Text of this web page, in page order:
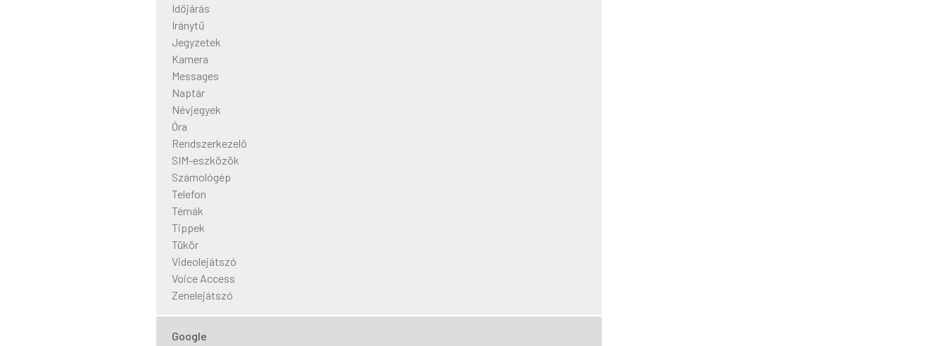
Időjárás
Iránytű
Jegyzetek
Kamera
Messages
Naptár
Névjegyek
Óra
Rendszerkezelő
SIM-eszközök
Számológép
Telefon
Témák
Tippek
Tükör
Videolejátszó
Voice Access
Zenelejátszó
Google